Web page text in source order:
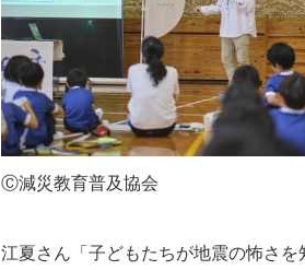
Ⓒ減災教育普及協会
江夏さん「子どもたちが地震の怖さ